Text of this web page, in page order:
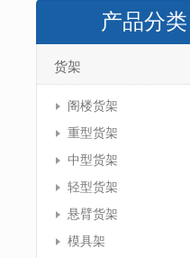
产品分类
货架
阁楼货架
重型货架
中型货架
轻型货架
悬臂货架
模具架